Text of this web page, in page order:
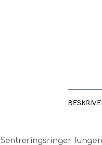
Sentreringsringer